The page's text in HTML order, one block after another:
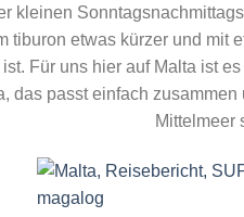
kleinen
tiburon etwas kürzer und
Für uns hier auf Malta ist
das passt einfach
Mittelmeer